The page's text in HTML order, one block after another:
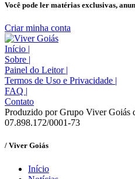
Você pode ler matérias exclusivas,
Criar minha conta
Início |
Sobre |
Painel do Leitor |
Termos de Uso e Privacidade |
FAQ |
Contato
Produzido por Grupo Viver Goiás
07.898.172/0001-73
/ Viver Goiás
Início